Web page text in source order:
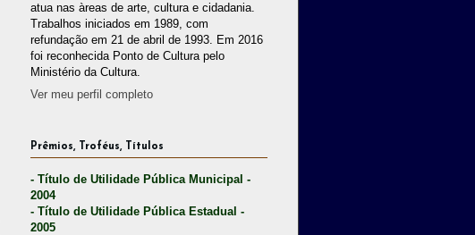
atua nas àreas de arte, cultura e cidadania.
Trabalhos iniciados em 1989, com
refundação em 21 de abril de 1993. Em 2016
foi reconhecida Ponto de Cultura pelo
Ministério da Cultura.
Ver meu perfil completo
Prêmios, Troféus, Títulos
- Título de Utilidade Pública Municipal -
2004
- Título de Utilidade Pública Estadual -
2005